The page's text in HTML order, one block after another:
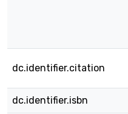
dc.identifier.citation
dc.identifier.isbn